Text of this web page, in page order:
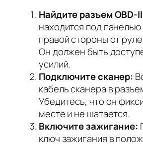
Найдите разъем OBD-
находится под
правой стороны от
Он должен быть
усилий.
Подключите сканер:
кабель сканера в
Убедитесь, что он
месте и не шатается.
Включите зажигание:
ключ зажигания в